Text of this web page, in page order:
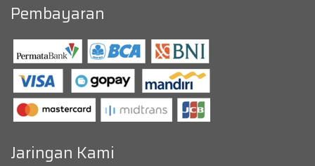
Pembayaran
Jaringan Kami